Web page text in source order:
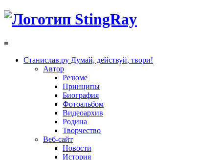
≡
Станислав.ру Думай, действуй, твори!
Автор
Резюме
Принципы
Биография
Фотоальбом
Видеоархив
Родина
Творчество
Веб-сайт
Новости
История